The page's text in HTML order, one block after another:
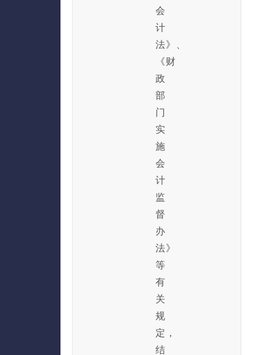
会
计
法》、
《财
政
部
门
实
施
会
计
监
督
办
法》
等
有
关
规
定，
结